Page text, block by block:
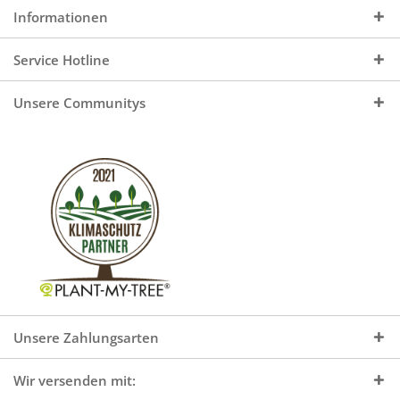
Informationen
Service Hotline
Unsere Communitys
Unsere Zahlungsarten
Wir versenden mit: